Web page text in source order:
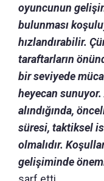
oyuncunun
bulunması
hızlandırabilir.
taraftarların
bir seviyede
heyecan sunuyor.
alındığında,
süresi, taktiksel
olmalıdır.
gelişiminde